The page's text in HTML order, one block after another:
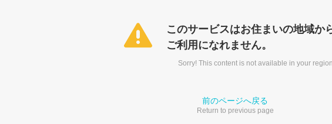
このサービスはお住まいの地域か
ご利用になれません。
Sorry! This content is not available in your
前のページへ戻る
Return to previous page